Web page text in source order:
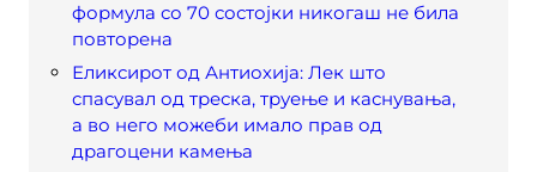
формула со 70 состојки никогаш не била
повторена
Еликсирот од Антиохија: Лек што
спасувал од треска, труење и каснувања,
а во него можеби имало прав од
драгоцени камења